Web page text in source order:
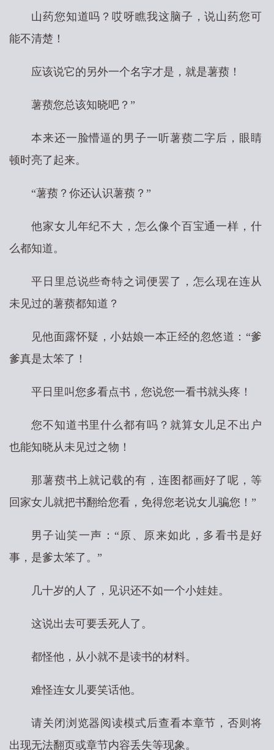
山药您知道吗？哎呀瞧我这脑子，说山药您可
能不清楚！
应该说它的另外一个名字才是，就是薯蓣！
薯蓣您总该知晓吧？”
本来还一脸懵逼的男子一听薯蓣二字后，眼睛
顿时亮了起来。
“薯蓣？你还认识薯蓣？”
他家女儿年纪不大，怎么像个百宝通一样，什
么都知道。
平日里总说些奇特之词便罢了，怎么现在连从
未见过的薯蓣都知道？
见他面露怀疑，小姑娘一本正经的忽悠道：“爹
爹真是太笨了！
平日里叫您多看点书，您说您一看书就头疼！
您不知道书里什么都有吗？就算女儿足不出户
也能知晓从未见过之物！
那薯蓣书上就记载的有，连图都画好了呢，等
回家女儿就把书翻给您看，免得您老说女儿骗您！”
男子讪笑一声：“原、原来如此，多看书是好
事，是爹太笨了。”
几十岁的人了，见识还不如一个小娃娃。
这说出去可要丢死人了。
都怪他，从小就不是读书的材料。
难怪连女儿要笑话他。
请关闭浏览器阅读模式后查看本章节，否则将
出现无法翻页或章节内容丢失等现象。